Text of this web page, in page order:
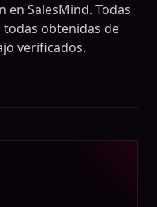
en SalesMind. Todas
todas obtenidas de
verificados.